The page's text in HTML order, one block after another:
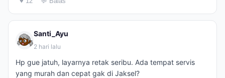
Santi_Ayu
2 hari lalu
Hp gue jatuh, layarnya retak seribu. Ada tempat servis
yang murah dan cepat gak di Jaksel?